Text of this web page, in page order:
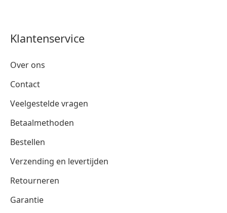
Klantenservice
Over ons
Contact
Veelgestelde vragen
Betaalmethoden
Bestellen
Verzending en levertijden
Retourneren
Garantie